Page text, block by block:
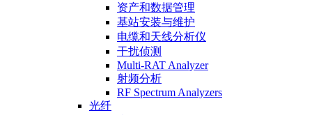
资产和数据管理
基站安装与维护
电缆和天线分析仪
干扰侦测
Multi-RAT Analyzer
射频分析
RF Spectrum Analyzers
光纤